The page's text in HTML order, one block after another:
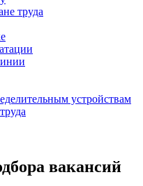
труда
устройствам
вакансий